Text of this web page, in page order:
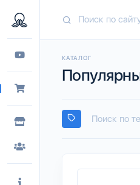
КАТАЛОГ